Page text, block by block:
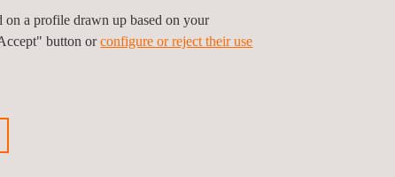
on a profile drawn up based on your
button orconfigure or reject their use